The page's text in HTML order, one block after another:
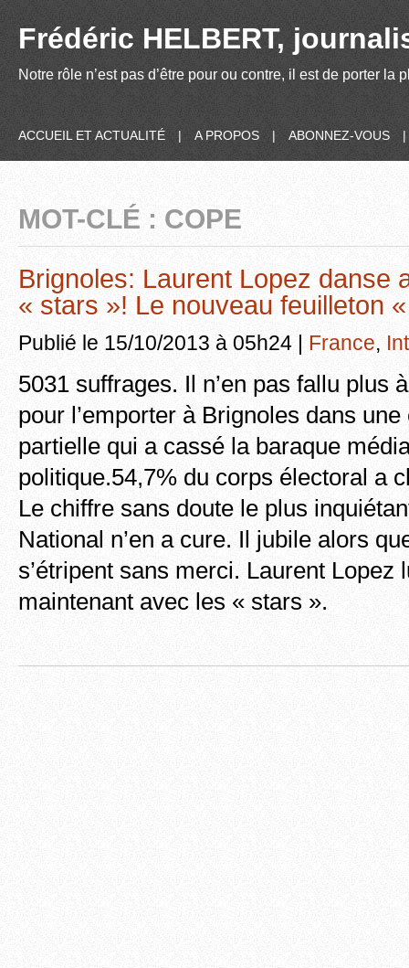
Frédéric HELBERT,
Notre rôle n’est pas d’être pour ou contre, il est de porter
ACCUEIL ET ACTUALITÉ | A PROPOS | ABONNEZ-VOUS |
MOT-CLÉ : COPE
Brignoles: Laurent Lopez danse
« stars »! Le nouveau feuilleton
Publié le 15/10/2013 à 05h24 | France,
5031 suffrages. Il n’en pas fallu plus
pour l’emporter à Brignoles dans
partielle qui a cassé la baraque
politique.54,7% du corps électoral a
Le chiffre sans doute le plus
National n’en a cure. Il jubile alors
s’étripent sans merci. Laurent Lopez
maintenant avec les « stars ».